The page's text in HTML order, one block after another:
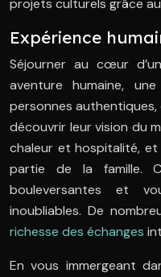
projets culturels grâce
Expérience
Séjourner au cœur
aventure humaine,
personnes
découvrir leur vision du
chaleur et hospitalité, et
partie de la famille.
bouleversantes et
inoubliables. De
richesse des échanges
En vous immergeant